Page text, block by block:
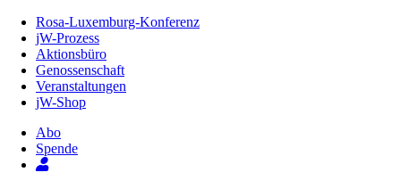
Inhalt
Seite
Rosa-Luxemburg-Konferenz
jW-Prozess
Aktionsbüro
Genossenschaft
Veranstaltungen
jW-Shop
Abo
Spende